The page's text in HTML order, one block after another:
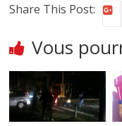
Share This Post:
Vous